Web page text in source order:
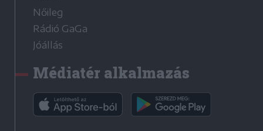
Nőileg
Rádió GaGa
Jóállás
Médiatér alkalmazás